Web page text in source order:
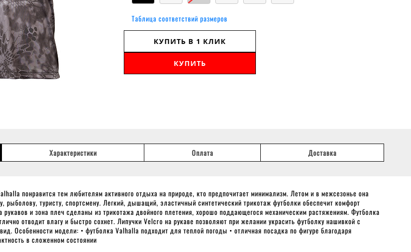
Таблица соответствий размеров
КУПИТЬ В 1 КЛИК
КУПИТЬ
Характеристики Оплата Доставка
понравится тем любителям активного отдыха на природе, кто предпочитает минимализм. Летом и в межсезонье она
рыболову, туристу, спортсмену. Легкий, дышащий, эластичный синтетический трикотаж футболки обеспечит комфорт
и зона плеч сделаны из трикотажа двойного плетения, хорошо поддающегося механическим растяжениям. Футболка
отводит влагу и быстро сохнет. Липучки Velcro на рукаве позволяют при желании украсить футболку нашивкой с
Особенности модели: • футболка Valhalla подходит для теплой погоды • отличная посадка по фигуре благодаря
в сложенном состоянии